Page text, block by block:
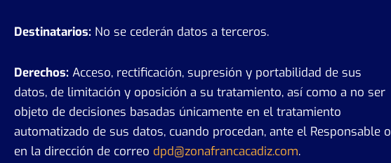
Destinatarios: No se cederán datos a terceros.
Derechos: Acceso, rectificación, supresión y portabilidad de sus
datos, de limitación y oposición a su tratamiento, así como a no ser
objeto de decisiones basadas únicamente en el tratamiento
automatizado de sus datos, cuando procedan, ante el Responsable o
en la dirección de correo dpd@zonafrancacadiz.com.